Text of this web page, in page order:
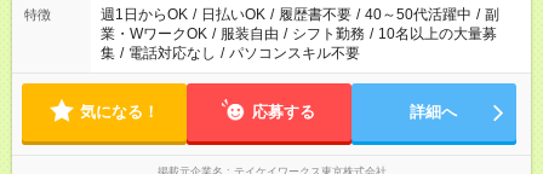
特徴 週1日からOK / 日払いOK / 履歴書不要 / 40～50代活躍中 / 副
業・WワークOK / 服装自由 / シフト勤務 / 10名以上の大量募
集 / 電話対応なし / パソコンスキル不要
気になる！ 応募する 詳細へ
掲載元企業名 テイケイワークス東京株式会社